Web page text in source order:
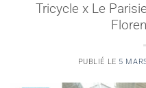
Tricycle x Le
PUBLIÉ LE 5